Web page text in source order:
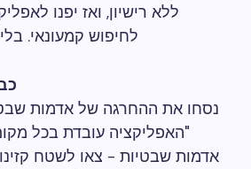
ללא רישיון, ואז יפנו
לחיפוש קמעונאי.
נסחו את ההחרגה של אדמות
"האפליקציה עובדת בכל
אדמות שבטיות - צאו לשטח